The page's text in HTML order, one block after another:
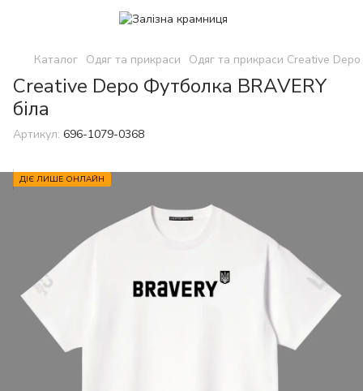
Каталог Одяг та прикраси Одяг та прикраси Creative Depo
Creative Depo Футболка BRAVERY
біла
Артикул: 696-1079-0368
ДІЄ ЛИШЕ ОНЛАЙН